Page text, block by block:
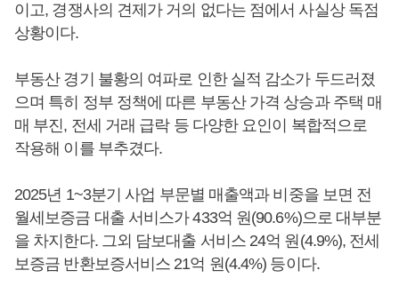
이고, 경쟁사의 견제가 거의 없다는 점에서 사실상 독점
상황이다.
부동산 경기 불황의 여파로 인한 실적 감소가 두드러졌
으며 특히 정부 정책에 따른 부동산 가격 상승과 주택 매
매 부진, 전세 거래 급락 등 다양한 요인이 복합적으로
작용해 이를 부추겼다.
2025년 1~3분기 사업 부문별 매출액과 비중을 보면 전
월세보증금 대출 서비스가 433억 원(90.6%)으로 대부분
을 차지한다. 그외 담보대출 서비스 24억 원(4.9%), 전세
보증금 반환보증서비스 21억 원(4.4%) 등이다.